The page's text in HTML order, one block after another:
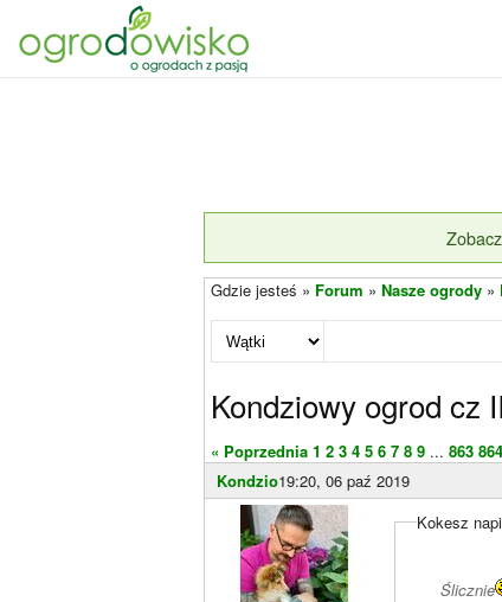
Gdzie jesteś » Forum » Nasze ogrody »
Kondziowy ogrod cz II
« Poprzednia 1 2 3 4 5 6 7 8 9 ... 863 864
Kondzio19:20, 06 paź 2019
Kokesz
Ślicznie